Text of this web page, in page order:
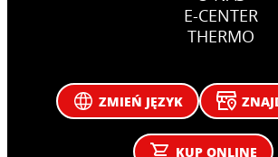
E-CENTER
THERMO
ZMIEŃ JĘZYK
KUP ONLINE